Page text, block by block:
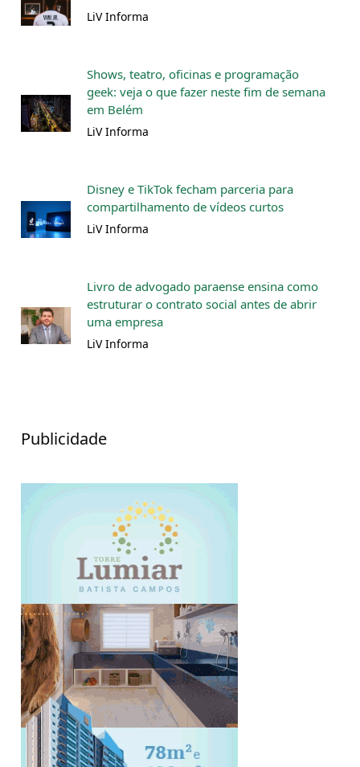
LiV Informa
Shows, teatro, oficinas e programação
geek: veja o que fazer neste fim de semana
em Belém
LiV Informa
Disney e TikTok fecham parceria para
compartilhamento de vídeos curtos
LiV Informa
Livro de advogado paraense ensina como
estruturar o contrato social antes de abrir
uma empresa
LiV Informa
Publicidade